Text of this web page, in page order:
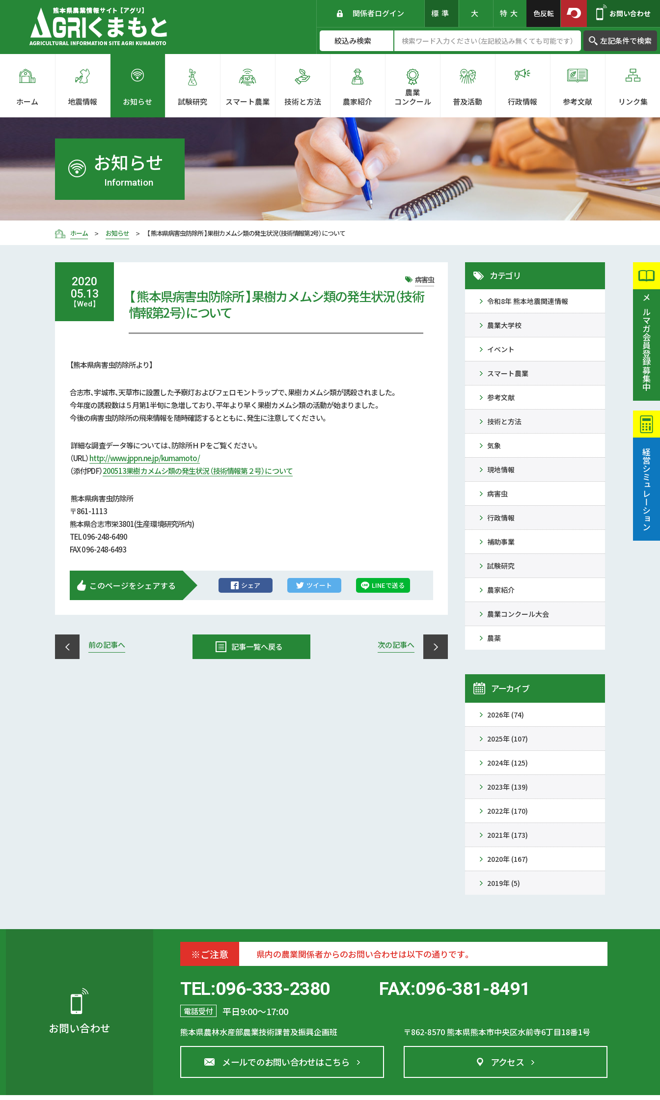
関係者ログイン 標準 大 特大 色反転 お問い合わせ
左記条件で検索
ホーム 地震情報 お知らせ 試験研究 スマート農業 技術と方法 農家紹介
農業
コンクール
普及活動 行政情報 参考文献 リンク集
お知らせ
Information
ホーム お知らせ 【 熊本県病害虫防除所 】果樹カメムシ類の発生状況（技術情報第2号）について
メルマガ会員登録募集中
経営シミュレーション
2020
05.13
【Wed】
【 熊本県病害虫防除所 】果樹カメムシ類の発生状況（技術
情報第2号）について
【熊本県病害虫防除所より】
合志市、宇城市、天草市に設置した予察灯およびフェロモントラップで、果樹カメムシ類が誘殺されました。
今年度の誘殺数は５月第1半旬に急増しており、平年より早く果樹カメムシ類の活動が始まりました。
今後の病害虫防除所の飛来情報を随時確認するとともに、発生に注意してください。
詳細な調査データ等については、防除所ＨＰをご覧ください。
（URL）http://www.jppn.ne.jp/kumamoto/
（添付PDF）200513果樹カメムシ類の発生状況（技術情報第２号）について
熊本県病害虫防除所
〒861-1113
熊本県合志市栄3801(生産環境研究所内)
TEL 096-248-6490
FAX 096-248-6493
このページをシェアする シェア ツイート LINEで送る
病害虫
前の記事へ 次の記事へ
記事一覧へ戻る
カテゴリ
令和8年 熊本地震関連情報
農業大学校
イベント
スマート農業
参考文献
技術と方法
気象
現地情報
病害虫
行政情報
補助事業
試験研究
農家紹介
農業コンクール大会
農薬
アーカイブ
2026年 (74)
2025年 (107)
2024年 (125)
2023年 (139)
2022年 (170)
2021年 (173)
2020年 (167)
2019年 (5)
お問い合わせ
※ご注意 県内の農業関係者からのお問い合わせは以下の通りです。
TEL:096-333-2380
電話受付 平日9:00〜17:00
FAX:096-381-8491
熊本県農林水産部農業技術課普及振興企画班 〒862-8570熊本県熊本市中央区水前寺6丁目18番1号
メールでのお問い合わせはこちら アクセス